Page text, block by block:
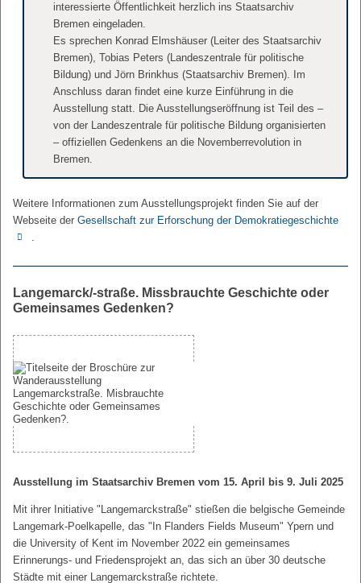
interessierte Öffentlichkeit herzlich ins Staatsarchiv
Bremen eingeladen.
Es sprechen Konrad Elmshäuser (Leiter des Staatsarchiv
Bremen), Tobias Peters (Landeszentrale für politische
Bildung) und Jörn Brinkhus (Staatsarchiv Bremen). Im
Anschluss daran findet eine kurze Einführung in die
Ausstellung statt. Die Ausstellungseröffnung ist Teil des –
von der Landeszentrale für politische Bildung organisierten
– offiziellen Gedenkens an die Novemberrevolution in
Bremen.
Weitere Informationen zum Ausstellungsprojekt finden Sie auf der
Webseite der Gesellschaft zur Erforschung der Demokratiegeschichte
.
Langemarck/-straße. Missbrauchte Geschichte oder
Gemeinsames Gedenken?
Ausstellung im Staatsarchiv Bremen vom 15. April bis 9. Juli 2025
Mit ihrer Initiative "Langemarckstraße" stießen die belgische Gemeinde
Langemark-Poelkapelle, das "In Flanders Fields Museum" Ypern und
die University of Kent im November 2022 ein gemeinsames
Erinnerungs- und Friedensprojekt an, das sich an über 30 deutsche
Städte mit einer Langemarckstraße richtete.